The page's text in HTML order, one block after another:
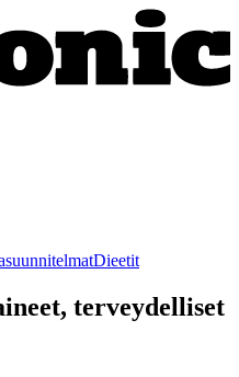
Dieetit
terveydelliset